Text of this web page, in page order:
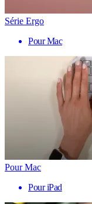
Série Ergo
Pour Mac
Pour Mac
Pour iPad